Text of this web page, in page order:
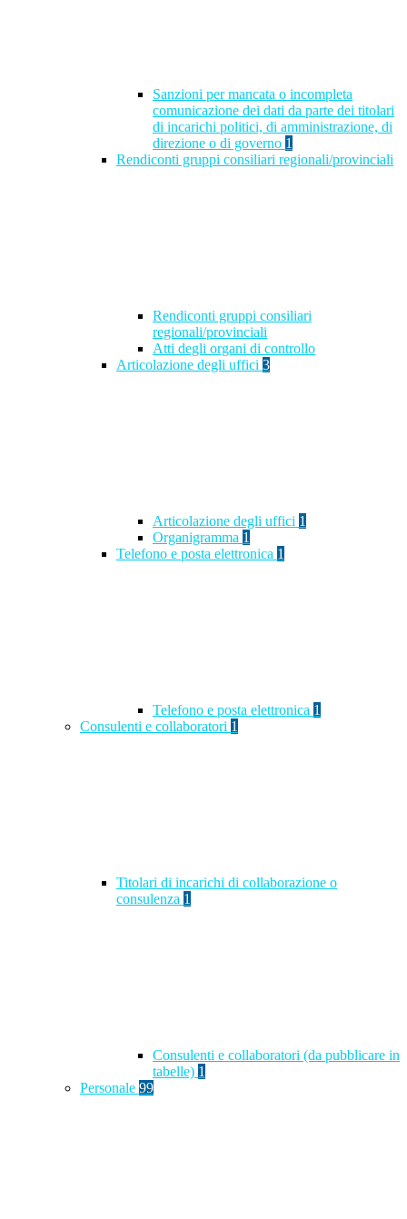
Sanzioni per mancata o incompleta
comunicazione dei dati da parte dei titolari
di incarichi politici, di amministrazione, di
direzione o di governo 1
Rendiconti gruppi consiliari regionali/provinciali
Rendiconti gruppi consiliari
regionali/provinciali
Atti degli organi di controllo
Articolazione degli uffici 3
Articolazione degli uffici 1
Organigramma 1
Telefono e posta elettronica 1
Telefono e posta elettronica 1
Consulenti e collaboratori 1
Titolari di incarichi di collaborazione o
consulenza 1
Consulenti e collaboratori (da pubblicare in
tabelle) 1
Personale 99